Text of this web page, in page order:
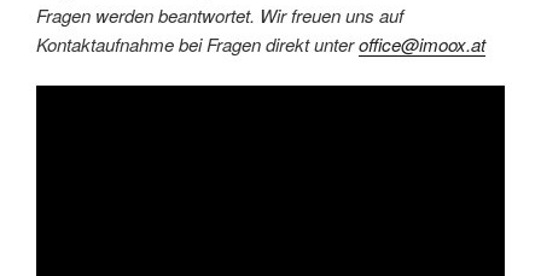
Fragen werden beantwortet. Wir freuen uns auf
Kontaktaufnahme bei Fragen direkt unteroffice@imoox.at